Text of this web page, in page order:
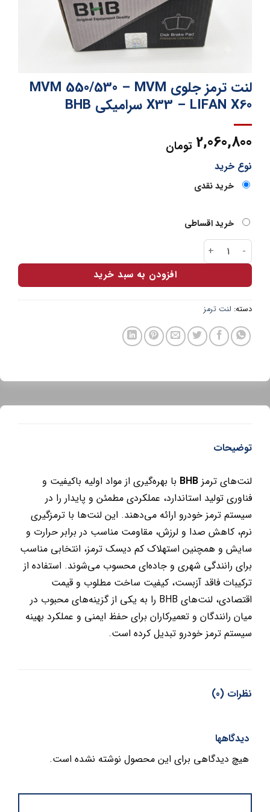
لنت ترمز جلوی MVM 550/530 – MVM
X33 – LIFAN X60 سرامیکی BHB
2,060,800 تومان
نوع خرید
خرید نقدی
خرید اقساطی
لنت ترمز جلوی MVM 550/530 - MVM X33 - LIFAN X60 سرامیکی BHB عدد
افزودن به سبد خرید
دسته:لنت ترمز
توضیحات
لنت‌های ترمزBHBبا بهره‌گیری از مواد اولیه باکیفیت و
فناوری تولید استاندارد، عملکردی مطمئن و پایدار را در
سیستم ترمز خودرو ارائه می‌دهند. این لنت‌ها با ترمزگیری
نرم، کاهش صدا و لرزش، مقاومت مناسب در برابر حرارت و
سایش و همچنین استهلاک کم دیسک ترمز، انتخابی مناسب
برای رانندگی شهری و جاده‌ای محسوب می‌شوند. استفاده از
ترکیبات فاقد آزبست، کیفیت ساخت مطلوب و قیمت
اقتصادی، لنت‌های BHB را به یکی از گزینه‌های محبوب در
میان رانندگان و تعمیرکاران برای حفظ ایمنی و عملکرد بهینه
سیستم ترمز خودرو تبدیل کرده است.
نظرات (0)
دیدگاهها
هیچ دیدگاهی برای این محصول نوشته نشده است.